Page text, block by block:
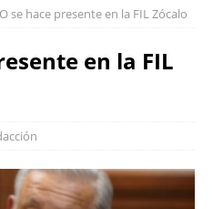
se hace presente en la FIL Zócalo
en la FIL